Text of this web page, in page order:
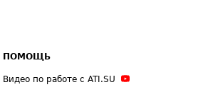
ПОМОЩЬ
Видео по работе с ATI.SU